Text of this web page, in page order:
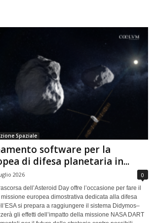
Spaziale
software per la
di difesa planetaria in...
2026 0
dell’Asteroid Day offre l’occasione per fare il
europea dimostrativa dedicata alla difesa
si prepara a raggiungere il sistema Didymos–
gli effetti dell’impatto della missione NASA DART